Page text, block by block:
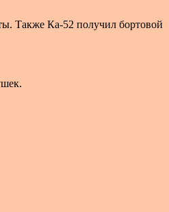
Также Ка-52 получил бортовой